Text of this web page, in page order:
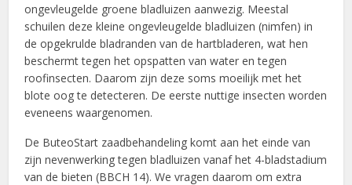
ongevleugelde groene bladluizen aanwezig. Meestal
schuilen deze kleine ongevleugelde bladluizen (nimfen) in
de opgekrulde bladranden van de hartbladeren, wat hen
beschermt tegen het opspatten van water en tegen
roofinsecten. Daarom zijn deze soms moeilijk met het
blote oog te detecteren. De eerste nuttige insecten worden
eveneens waargenomen.
De ButeoStart zaadbehandeling komt aan het einde van
zijn nevenwerking tegen bladluizen vanaf het 4-bladstadium
van de bieten (BBCH 14). We vragen daarom om extra